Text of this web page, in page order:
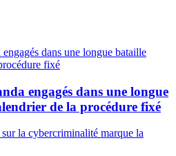
engagés dans une longue
de la procédure fixé